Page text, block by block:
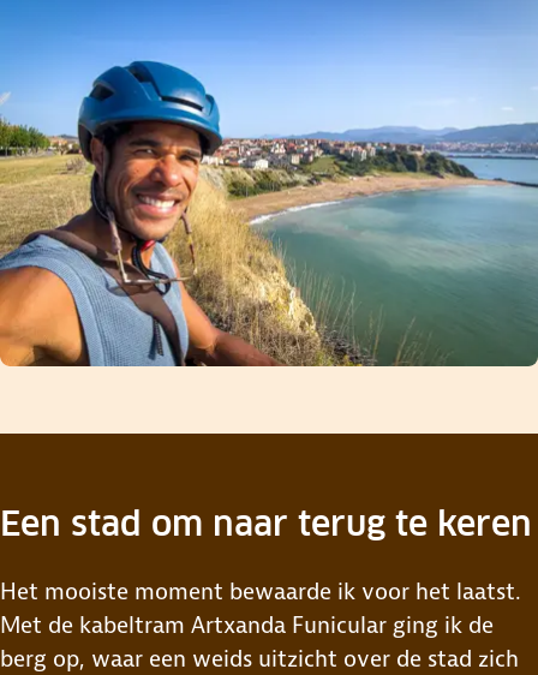
Een stad om naar terug te keren
Het mooiste moment bewaarde ik voor het laatst.
Met de kabeltram Artxanda Funicular ging ik de
berg op, waar een weids uitzicht over de stad zich